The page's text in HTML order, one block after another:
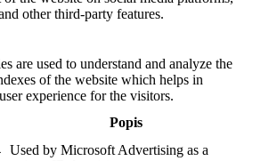
other third-party features.
are used to understand and analyze the
of the website which helps in
experience for the visitors.
Popis
Used by Microsoft Advertising as a